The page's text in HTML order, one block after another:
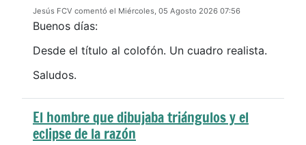
Jesús FCV comentó el Miércoles, 05 Agosto 2026 07:56
Buenos días:
Desde el título al colofón. Un cuadro realista.
Saludos.
El hombre que dibujaba triángulos y el
eclipse de la razón